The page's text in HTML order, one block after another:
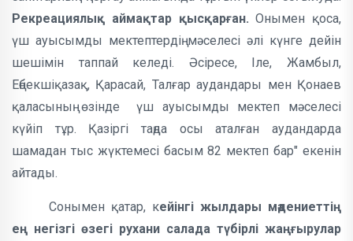
Рекреациялық аймақтар қысқарған. Онымен қоса,
үш ауысымды мектептердің мәселесі әлі күнге дейін
шешімін таппай келеді. Әсіресе, Іле, Жамбыл,
Еңбекшіқазақ, Қарасай, Талғар аудандары мен Қонаев
қаласының өзінде үш ауысымды мектеп мәселесі
күйіп тұр. Қазіргі таңда осы аталған аудандарда
шамадан тыс жүктемесі басым 82 мектеп бар" екенін
айтады.
Сонымен қатар, кейінгі жылдары мәдениеттің
ең негізгі өзегі рухани салада түбірлі жаңғырулар